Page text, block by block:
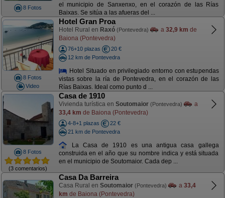
8 Fotos
el municipio de Sanxenxo, en el corazón de las Rías
Baixas. Se sitúa a las afueras del ...
8 Fotos
Video
Hotel Gran Proa
Hotel Rural en Raxó (Pontevedra) a 32,9 km de
Baiona (Pontevedra)
76+10 plazas
20 €
12 km de Pontevedra
Hotel Situado en privilegiado entorno con estupendas
vistas sobre la ría de Pontevedra, en el corazón de las
Rías Baixas. Ideal como punto d ...
8 Fotos
(3 comentarios)
Casa de 1910
Vivienda turística en Soutomaior (Pontevedra)
a
33,4 km de Baiona (Pontevedra)
4-8+1 plazas
22 €
21 km de Pontevedra
La Casa de 1910 es una antigua casa gallega
construida en el año que su nombre indica y está situada
en el municipio de Soutomaior. Cada dep ...
Casa Da Barreira
Casa Rural en Soutomaior (Pontevedra) a 33,4
km de Baiona (Pontevedra)